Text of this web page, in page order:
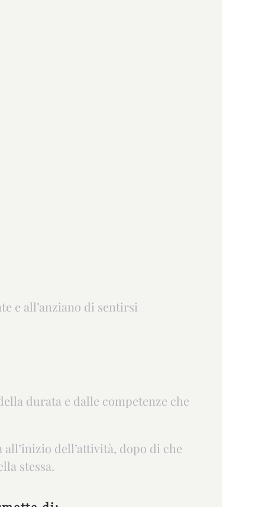
e all’anziano di sentirsi
durata e dalle competenze che
dell’attività, dopo di che
stessa.